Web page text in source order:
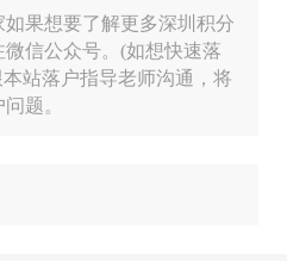
如果想要了解更多深圳积分
信公众号。(如想快速落
本站落户指导老师沟通，将
题。